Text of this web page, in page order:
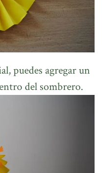
puedes agregar un
del sombrero.